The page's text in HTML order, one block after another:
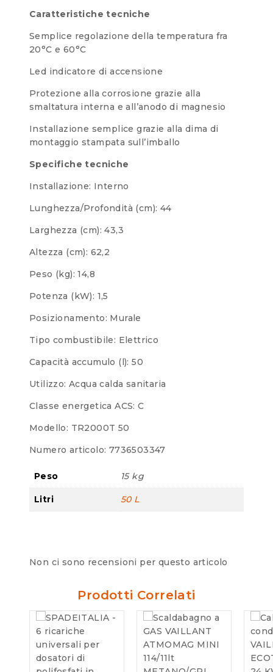
Caratteristiche tecniche
Semplice regolazione della temperatura fra
20°C e 60°C
Led indicatore di accensione
Protezione alla corrosione grazie alla
smaltatura interna e all’anodo di magnesio
Installazione semplice grazie alla dima di
montaggio stampata sull’imballo
Specifiche tecniche
Installazione: Interno
Lunghezza/Profondità (cm): 44
Larghezza (cm): 43,3
Altezza (cm): 62,2
Peso (kg): 14,8
Potenza (kW): 1,5
Posizionamento: Murale
Tipo combustibile: Elettrico
Capacità accumulo (l): 50
Utilizzo: Acqua calda sanitaria
Classe energetica ACS: C
Modello: TR2000T 50
Numero articolo: 7736503347
Peso 15 kg
Litri 50 L
Non ci sono recensioni per questo articolo
Prodotti Correlati